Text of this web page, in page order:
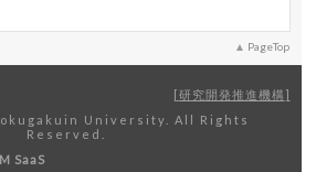
PageTop
研究開発推進機構
University. All Rights
Reserved.
SaaS